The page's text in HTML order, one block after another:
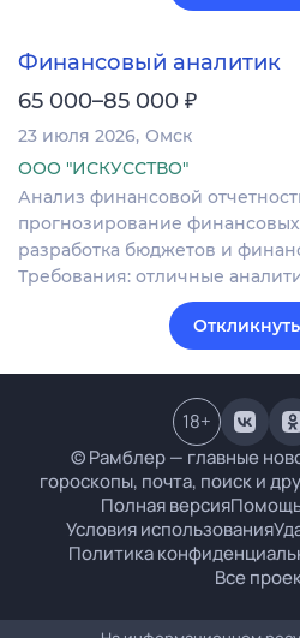
Финансовый аналитик
65 000–85 000 ₽
23 июля 2026 Омск
ООО "ИСКУССТВО"
Анализ финансовой
прогнозирование финансовых
разработка бюджетов и
Требования: отличные
© Рамблер — главные
гороскопы, почта, поиск и
Полная версия
Условия использования
Политика
Все
18+